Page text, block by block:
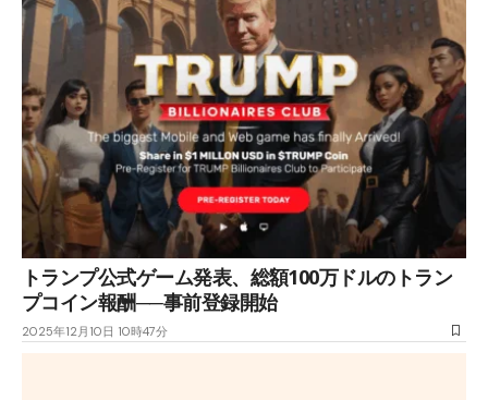
トランプ公式ゲーム発表、総額100万ドルのトラン
プコイン報酬──事前登録開始
2025年12月10日 10時47分